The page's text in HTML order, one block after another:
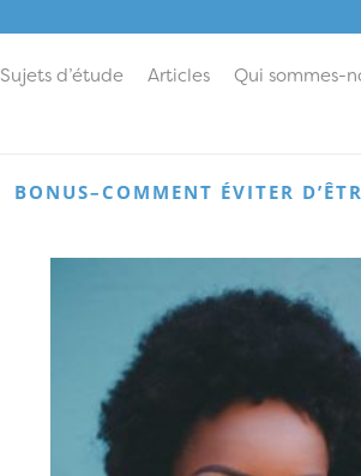
Sujets d’étude Articles Qui sommes-
BONUS–COMMENT ÉVITER